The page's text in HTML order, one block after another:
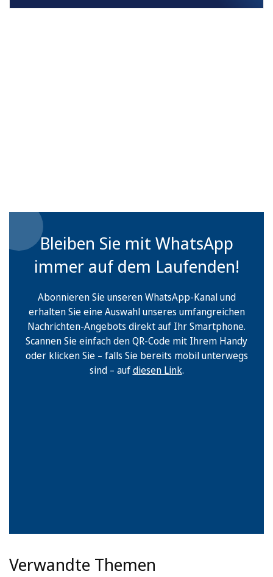
Bleiben Sie mit WhatsApp
immer auf dem Laufenden!
Abonnieren Sie unseren WhatsApp-Kanal und
erhalten Sie eine Auswahl unseres umfangreichen
Nachrichten-Angebots direkt auf Ihr Smartphone.
Scannen Sie einfach den QR-Code mit Ihrem Handy
oder klicken Sie – falls Sie bereits mobil unterwegs
sind – aufdiesen Link.
Verwandte Themen